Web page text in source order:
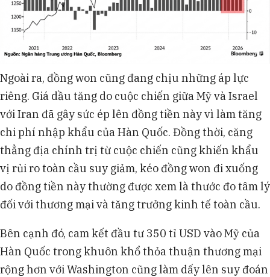
Ngoài ra, đồng won cũng đang chịu những áp lực
riêng. Giá dầu tăng do cuộc chiến giữa Mỹ và Israel
với Iran đã gây sức ép lên đồng tiền này vì làm tăng
chi phí nhập khẩu của Hàn Quốc. Đồng thời, căng
thẳng địa chính trị từ cuộc chiến cũng khiến khẩu
vị rủi ro toàn cầu suy giảm, kéo đồng won đi xuống
do đồng tiền này thường được xem là thước đo tâm lý
đối với thương mại và tăng trưởng kinh tế toàn cầu.
Bên cạnh đó, cam kết đầu tư 350 tỉ USD vào Mỹ của
Hàn Quốc trong khuôn khổ thỏa thuận thương mại
rộng hơn với Washington cũng làm dấy lên suy đoán